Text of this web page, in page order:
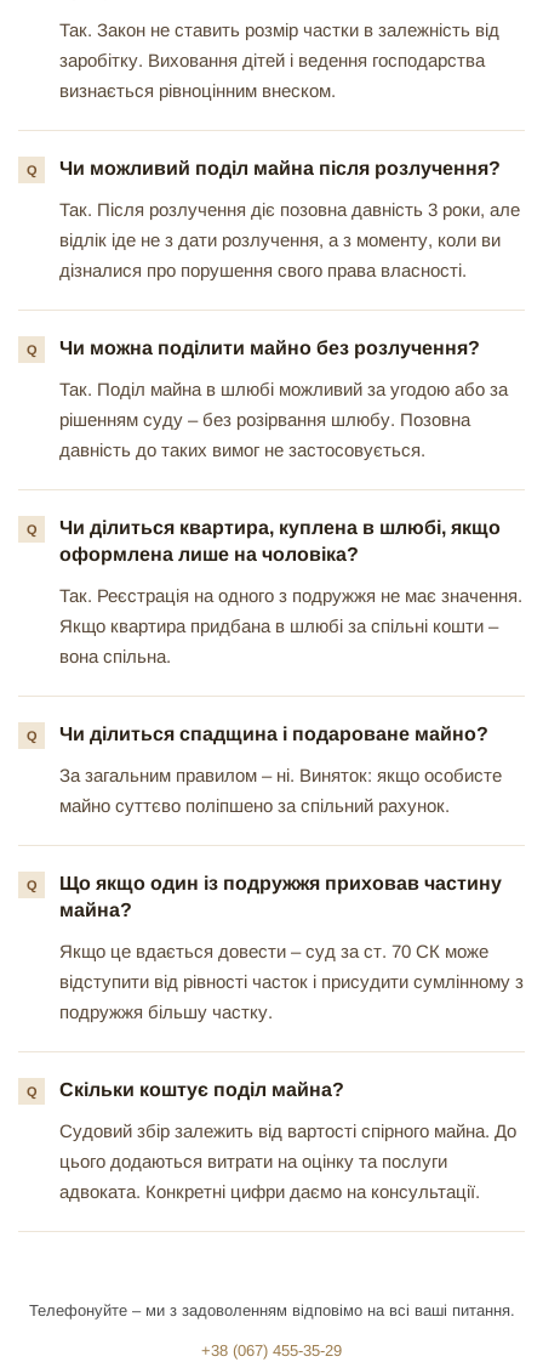
Так. Закон не ставить розмір частки в залежність від
заробітку. Виховання дітей і ведення господарства
визнається рівноцінним внеском.
Чи можливий поділ майна після розлучення?
Так. Після розлучення діє позовна давність 3 роки, але
відлік іде не з дати розлучення, а з моменту, коли ви
дізналися про порушення свого права власності.
Чи можна поділити майно без розлучення?
Так. Поділ майна в шлюбі можливий за угодою або за
рішенням суду – без розірвання шлюбу. Позовна
давність до таких вимог не застосовується.
Чи ділиться квартира, куплена в шлюбі, якщо
оформлена лише на чоловіка?
Так. Реєстрація на одного з подружжя не має значення.
Якщо квартира придбана в шлюбі за спільні кошти –
вона спільна.
Чи ділиться спадщина і подароване майно?
За загальним правилом – ні. Виняток: якщо особисте
майно суттєво поліпшено за спільний рахунок.
Що якщо один із подружжя приховав частину
майна?
Якщо це вдається довести – суд за ст. 70 СК може
відступити від рівності часток і присудити сумлінному з
подружжя більшу частку.
Скільки коштує поділ майна?
Судовий збір залежить від вартості спірного майна. До
цього додаються витрати на оцінку та послуги
адвоката. Конкретні цифри даємо на консультації.
Телефонуйте – ми з задоволенням відповімо на всі ваші питання.
+38 (067) 455-35-29